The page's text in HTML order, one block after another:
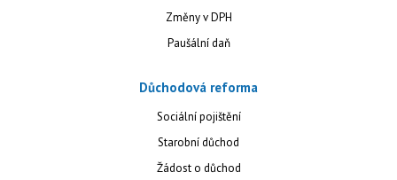
Změny v DPH
Paušální daň
Důchodová reforma
Sociální pojištění
Starobní důchod
Žádost o důchod